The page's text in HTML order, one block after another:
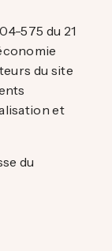
575 du 21
du site
et
du